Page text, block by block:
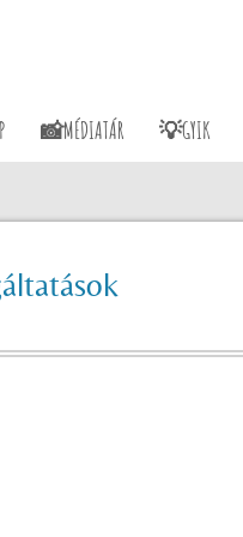
📸MÉDIATÁR 💡GYIK